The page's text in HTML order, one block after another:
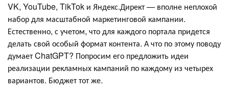
VK, YouTube, TikTok и Яндекс.Директ — вполне неплохой
набор для масштабной маркетинговой кампании.
Естественно, с учетом, что для каждого портала придется
делать свой особый формат контента. А что по этому поводу
думает ChatGPT? Попросим его предложить идеи
реализации рекламных кампаний по каждому из четырех
вариантов. Бюджет тот же.